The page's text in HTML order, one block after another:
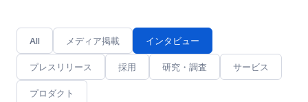
All メディア掲載 インタビュー
プレスリリース 採用 研究・調査 サービス
プロダクト